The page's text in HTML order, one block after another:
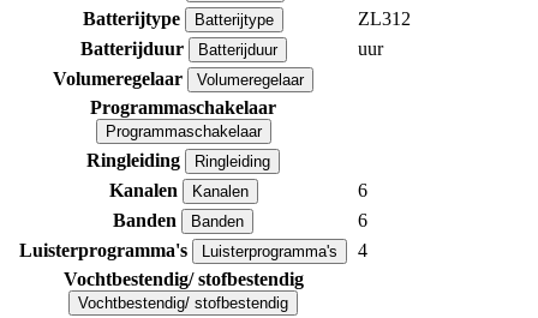
Batterijtype Batterijtype
ZL312
Batterijduur
Batterijduur
uur
Volumeregelaar
Volumeregelaar
Programmaschakelaar
Programmaschakelaar
Ringleiding Ringleiding
Kanalen Kanalen
6
Banden
Banden
6
Luisterprogramma's
Luisterprogramma's
4
Vochtbestendig/ stofbestendig
Vochtbestendig/ stofbestendig